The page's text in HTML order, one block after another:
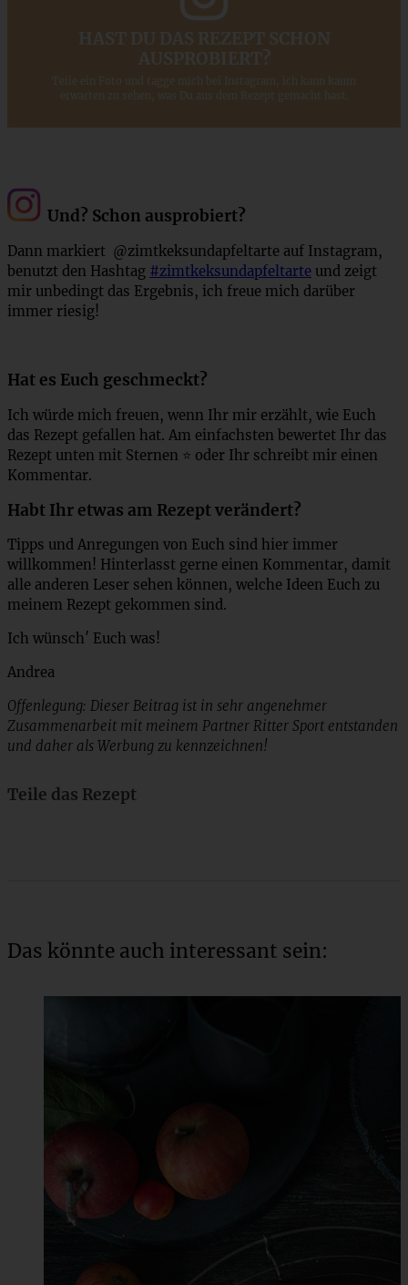
HAST DU DAS REZEPT SCHON
AUSPROBIERT?
Teile ein Foto und tagge mich bei Instagram, ich kann kaum
erwarten zu sehen, was Du aus dem Rezept gemacht hast.
Und? Schon ausprobiert?
Dann markiert @zimtkeksundapfeltarte auf Instagram,
benutzt den Hashtag #zimtkeksundapfeltarte und zeigt
mir unbedingt das Ergebnis, ich freue mich darüber
immer riesig!
Hat es Euch geschmeckt?
Ich würde mich freuen, wenn Ihr mir erzählt, wie Euch
das Rezept gefallen hat. Am einfachsten bewertet Ihr das
Rezept unten mit Sternen ⭐ oder Ihr schreibt mir einen
Kommentar.
Habt Ihr etwas am Rezept verändert?
Tipps und Anregungen von Euch sind hier immer
willkommen! Hinterlasst gerne einen Kommentar, damit
alle anderen Leser sehen können, welche Ideen Euch zu
meinem Rezept gekommen sind.
Ich wünsch′ Euch was!
Andrea
Offenlegung: Dieser Beitrag ist in sehr angenehmer
Zusammenarbeit mit meinem Partner Ritter Sport entstanden
und daher als Werbung zu kennzeichnen!
Teile das Rezept
Das könnte auch interessant sein: